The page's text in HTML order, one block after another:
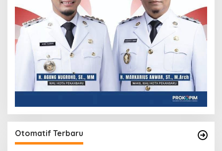
Otomatif Terbaru